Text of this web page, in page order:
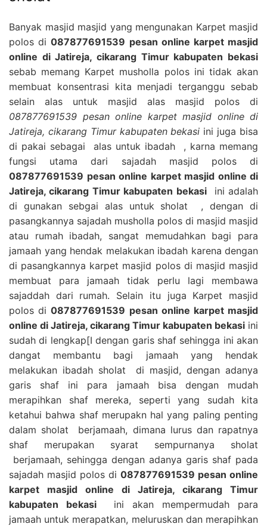
Banyak masjid masjid yang mengunakan Karpet masjid
polos di087877691539 pesan online karpet masjid
online di Jatireja, cikarang Timur kabupaten bekasi
sebab memang Karpet musholla polos ini tidak akan
membuat konsentrasi kita menjadi terganggu sebab
selain alas untuk masjid alas masjid polos di
087877691539 pesan online karpet masjid online di
Jatireja, cikarang Timur kabupaten bekasi ini juga bisa
di pakai sebagai alas untuk ibadah , karna memang
fungsi utama dari sajadah masjid polos di
087877691539 pesan online karpet masjid online di
Jatireja, cikarang Timur kabupaten bekasiini adalah
di gunakan sebgai alas untuk sholat , dengan di
pasangkannya sajadah musholla polos di masjid masjid
atau rumah ibadah, sangat memudahkan bagi para
jamaah yang hendak melakukan ibadah karena dengan
di pasangkannya karpet masjid polos di masjid masjid
membuat para jamaah tidak perlu lagi membawa
sajaddah dari rumah. Selain itu juga Karpet masjid
polos di087877691539 pesan online karpet masjid
online di Jatireja, cikarang Timur kabupaten bekasi ini
sudah di lengkap[I dengan garis shaf sehingga ini akan
dangat membantu bagi jamaah yang hendak
melakukan ibadah sholat di masjid, dengan adanya
garis shaf ini para jamaah bisa dengan mudah
merapihkan shaf mereka, seperti yang sudah kita
ketahui bahwa shaf merupakn hal yang paling penting
dalam sholat berjamaah, dimana lurus dan rapatnya
shaf merupakan syarat sempurnanya sholat
berjamaah, sehingga dengan adanya garis shaf pada
sajadah masjid polos di 087877691539 pesan online
karpet masjid online di Jatireja, cikarang Timur
kabupaten bekasi ini akan mempermudah para
jamaah untuk merapatkan, meluruskan dan merapihkan